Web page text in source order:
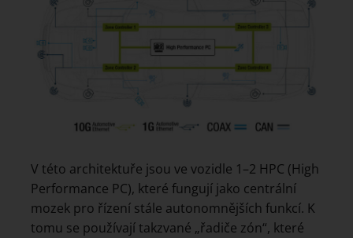
V této architektuře jsou ve vozidle 1–2 HPC (High
Performance PC), které fungují jako centrální
mozek pro řízení stále autonomnějších funkcí. K
tomu se používají takzvané „řadiče zón“, které